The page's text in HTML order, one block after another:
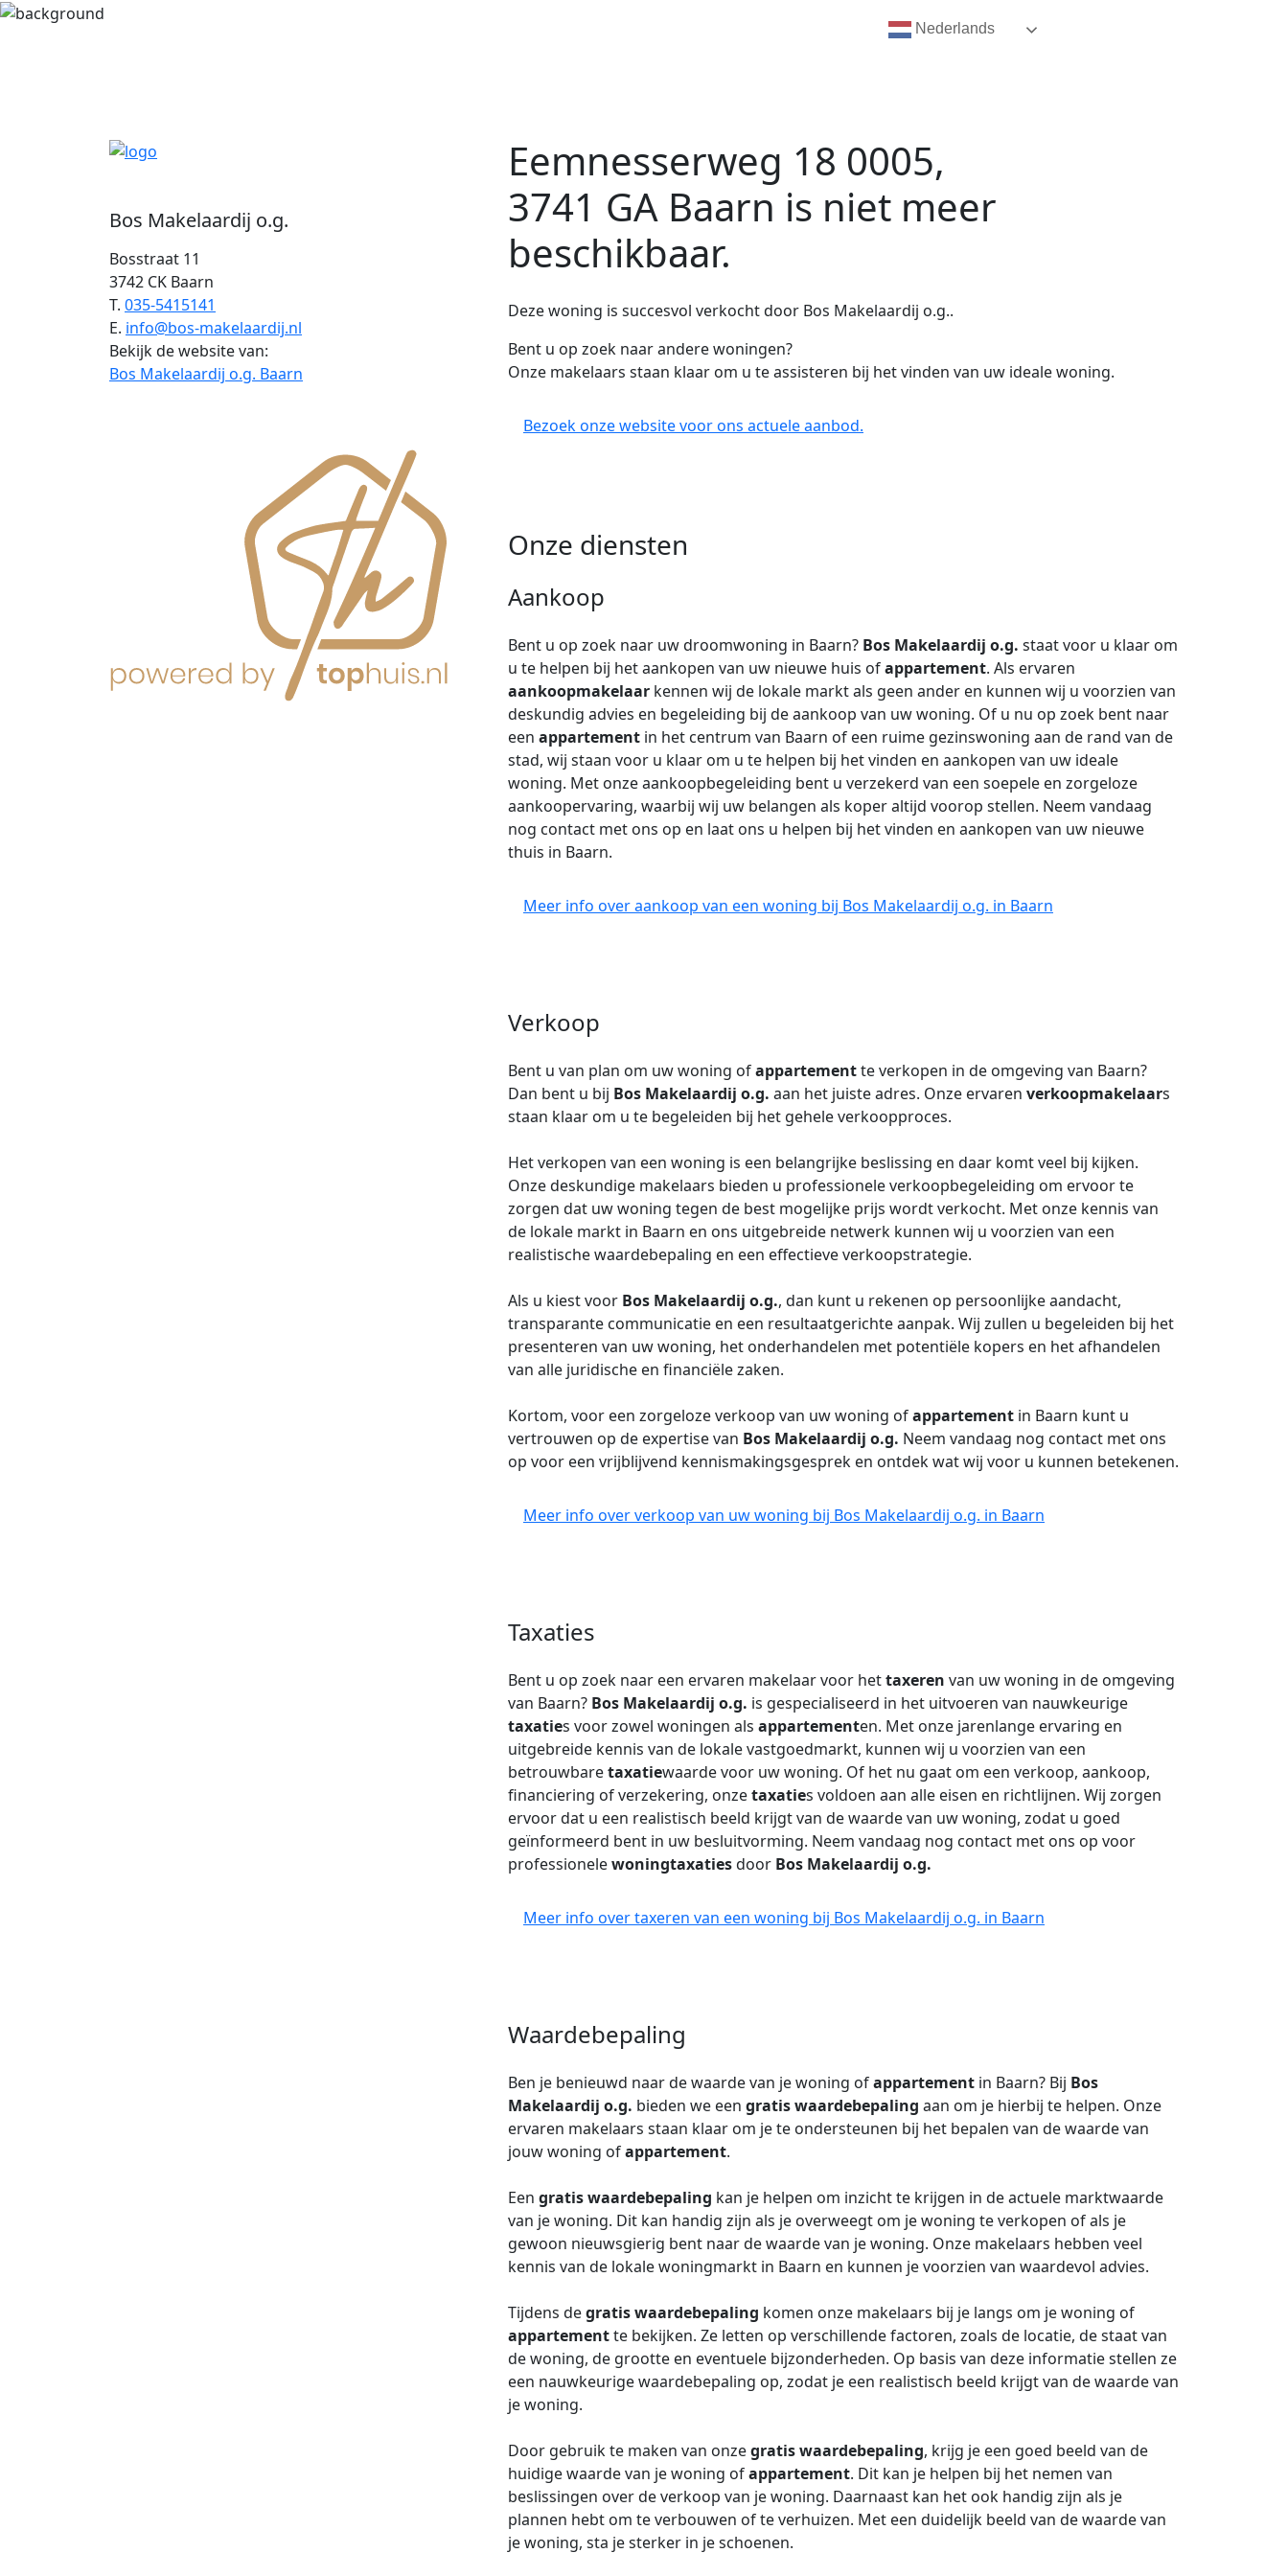
Bos Makelaardij o.g.
Bosstraat 11
3742 CK Baarn
T. 035-5415141
E. info@bos-makelaardij.nl
Bekijk de website van:
Bos Makelaardij o.g. Baarn
Eemnesserweg 18 0005,
3741 GA Baarn is niet meer
beschikbaar.
Deze woning is succesvol verkocht door Bos Makelaardij o.g..
Bent u op zoek naar andere woningen?
Onze makelaars staan klaar om u te assisteren bij het vinden van uw ideale woning.
Bezoek onze website voor ons actuele aanbod.
Onze diensten
Aankoop
Bent u op zoek naar uw droomwoning in Baarn? Bos Makelaardij o.g. staat voor u klaar om
u te helpen bij het aankopen van uw nieuwe huis ofappartement. Als ervaren
aankoopmakelaar kennen wij de lokale markt als geen ander en kunnen wij u voorzien van
deskundig advies en begeleiding bij de aankoop van uw woning. Of u nu op zoek bent naar
een appartement in het centrum van Baarn of een ruime gezinswoning aan de rand van de
stad, wij staan voor u klaar om u te helpen bij het vinden en aankopen van uw ideale
woning. Met onze aankoopbegeleiding bent u verzekerd van een soepele en zorgeloze
aankoopervaring, waarbij wij uw belangen als koper altijd voorop stellen. Neem vandaag
nog contact met ons op en laat ons u helpen bij het vinden en aankopen van uw nieuwe
thuis in Baarn.
Meer info over aankoop van een woning bij Bos Makelaardij o.g. in Baarn
Verkoop
Bent u van plan om uw woning ofappartementte verkopen in de omgeving van Baarn?
Dan bent u bij Bos Makelaardij o.g. aan het juiste adres. Onze ervaren verkoopmakelaars
staan klaar om u te begeleiden bij het gehele verkoopproces.
Het verkopen van een woning is een belangrijke beslissing en daar komt veel bij kijken.
Onze deskundige makelaars bieden u professionele verkoopbegeleiding om ervoor te
zorgen dat uw woning tegen de best mogelijke prijs wordt verkocht. Met onze kennis van
de lokale markt in Baarn en ons uitgebreide netwerk kunnen wij u voorzien van een
realistische waardebepaling en een effectieve verkoopstrategie.
Als u kiest voor Bos Makelaardij o.g., dan kunt u rekenen op persoonlijke aandacht,
transparante communicatie en een resultaatgerichte aanpak. Wij zullen u begeleiden bij het
presenteren van uw woning, het onderhandelen met potentiële kopers en het afhandelen
van alle juridische en financiële zaken.
Kortom, voor een zorgeloze verkoop van uw woning ofappartement in Baarn kunt u
vertrouwen op de expertise van Bos Makelaardij o.g. Neem vandaag nog contact met ons
op voor een vrijblijvend kennismakingsgesprek en ontdek wat wij voor u kunnen betekenen.
Meer info over verkoop van uw woning bij Bos Makelaardij o.g. in Baarn
Taxaties
Bent u op zoek naar een ervaren makelaar voor hettaxeren van uw woning in de omgeving
van Baarn? Bos Makelaardij o.g. is gespecialiseerd in het uitvoeren van nauwkeurige
taxaties voor zowel woningen als appartementen. Met onze jarenlange ervaring en
uitgebreide kennis van de lokale vastgoedmarkt, kunnen wij u voorzien van een
betrouwbaretaxatiewaarde voor uw woning. Of het nu gaat om een verkoop, aankoop,
financiering of verzekering, onzetaxaties voldoen aan alle eisen en richtlijnen. Wij zorgen
ervoor dat u een realistisch beeld krijgt van de waarde van uw woning, zodat u goed
geïnformeerd bent in uw besluitvorming. Neem vandaag nog contact met ons op voor
professionelewoningtaxatiesdoor Bos Makelaardij o.g.
Meer info over taxeren van een woning bij Bos Makelaardij o.g. in Baarn
Waardebepaling
Ben je benieuwd naar de waarde van je woning ofappartement in Baarn? Bij Bos
Makelaardij o.g. bieden we een gratis waardebepaling aan om je hierbij te helpen. Onze
ervaren makelaars staan klaar om je te ondersteunen bij het bepalen van de waarde van
jouw woning ofappartement.
Een gratis waardebepaling kan je helpen om inzicht te krijgen in de actuele marktwaarde
van je woning. Dit kan handig zijn als je overweegt om je woning te verkopen of als je
gewoon nieuwsgierig bent naar de waarde van je woning. Onze makelaars hebben veel
kennis van de lokale woningmarkt in Baarn en kunnen je voorzien van waardevol advies.
Tijdens degratis waardebepaling komen onze makelaars bij je langs om je woning of
appartementte bekijken. Ze letten op verschillende factoren, zoals de locatie, de staat van
de woning, de grootte en eventuele bijzonderheden. Op basis van deze informatie stellen ze
een nauwkeurige waardebepaling op, zodat je een realistisch beeld krijgt van de waarde van
je woning.
Door gebruik te maken van onzegratis waardebepaling, krijg je een goed beeld van de
huidige waarde van je woning ofappartement. Dit kan je helpen bij het nemen van
beslissingen over de verkoop van je woning. Daarnaast kan het ook handig zijn als je
plannen hebt om te verbouwen of te verhuizen. Met een duidelijk beeld van de waarde van
je woning, sta je sterker in je schoenen.
Nederlands